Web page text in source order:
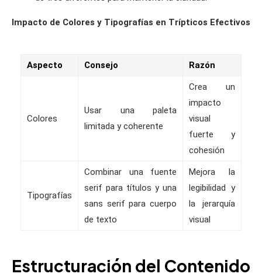
Impacto de Colores y Tipografías en Trípticos Efectivos
Aspecto Consejo Razón
Colores
Usar una paleta
limitada y coherente
Crea un
impacto
visual
fuerte y
cohesión
Tipografías
Combinar una fuente
serif para títulos y una
sans serif para cuerpo
de texto
Mejora la
legibilidad y
la jerarquía
visual
Estructuración del Contenido